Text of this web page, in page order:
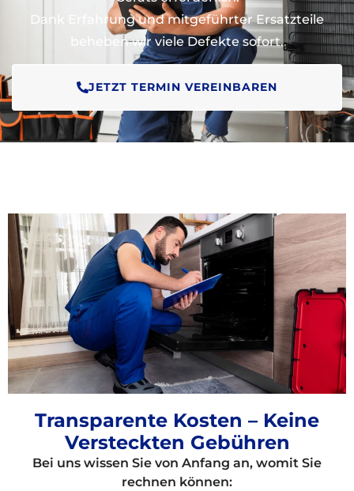
Dank Erfahrung und mitgeführter Ersatzteile
beheben wir viele Defekte sofort.
JETZT TERMIN VEREINBAREN
Transparente Kosten – Keine
Versteckten Gebühren
Bei uns wissen Sie von Anfang an, womit Sie
rechnen können: